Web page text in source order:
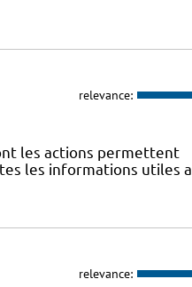
relevance:
les actions permettent
les informations utiles
relevance: